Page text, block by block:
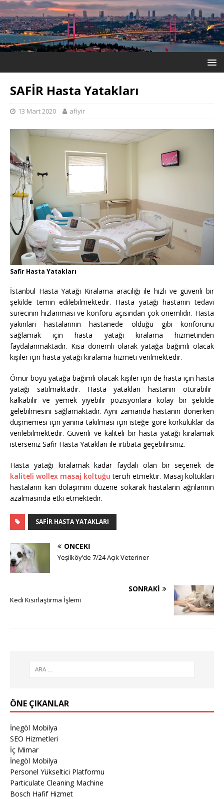
SAFİR Hasta Yatakları
13 Mart 2020 afiyir
Safir Hasta Yatakları
İstanbul Hasta Yatağı Kiralama aracılığı ile hızlı ve güvenli bir
şekilde temin edilebilmektedir. Hasta yatağı hastanın tedavi
sürecinin hızlanması ve konforu açısından çok önemlidir. Hasta
yakınları hastalarının hastanede olduğu gibi konforunu
sağlamak için hasta yatağı kiralama hizmetinden
faydalanmaktadır. Kısa dönemli olarak yatağa bağımlı olacak
kişiler için hasta yatağı kiralama hizmeti verilmektedir.
Ömür boyu yatağa bağımlı olacak kişiler için de hasta için hasta
yatağı satılmaktadır. Hasta yatakları hastanın oturabilir-
kalkabilir ve yemek yiyebilir pozisyonlara kolay bir şekilde
gelebilmesini sağlamaktadır. Aynı zamanda hastanın dönerken
düşmemesi için yanına takılması için isteğe göre korkuluklar da
verilebilmektedir. Güvenli ve kaliteli bir hasta yatağı kiralamak
isterseniz Safir Hasta Yatakları ile irtibata geçebilirsiniz.
Hasta yatağı kiralamak kadar faydalı olan bir seçenek de
kaliteli wollex masaj koltuğu tercih etmektir. Masaj koltukları
hastaların kan dolaşımını düzene sokarak hastaların ağrılarının
azalmasında etki etmektedir.
SAFIR HASTA YATAKLARI
ÖNCEKI
Yeşilköy’de 7/24 Açık Veteriner
SONRAKI
Kedi Kısırlaştırma İşlemi
ÖNE ÇIKANLAR
İnegöl Mobilya
SEO Hizmetleri
İç Mimar
İnegöl Mobilya
Personel Yükseltici Platformu
Particulate Cleaning Machine
Bosch Hafif Hizmet